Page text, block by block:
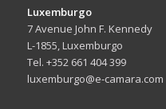
Luxemburgo
7 Avenue John F. Kennedy
L-1855, Luxemburgo
Tel. +352 661 404 399
luxemburgo@e-camara.com